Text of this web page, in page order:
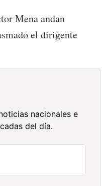
Mena andan
el dirigente
nacionales e
del día.